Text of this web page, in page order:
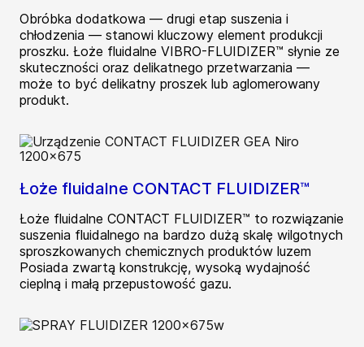
Obróbka dodatkowa — drugi etap suszenia i
chłodzenia — stanowi kluczowy element produkcji
proszku. Łoże fluidalne VIBRO-FLUIDIZER™ słynie ze
skuteczności oraz delikatnego przetwarzania —
może to być delikatny proszek lub aglomerowany
produkt.
Łoże fluidalne CONTACT FLUIDIZER™
Łoże fluidalne CONTACT FLUIDIZER™ to rozwiązanie
suszenia fluidalnego na bardzo dużą skalę wilgotnych
sproszkowanych chemicznych produktów luzem
Posiada zwartą konstrukcję, wysoką wydajność
cieplną i małą przepustowość gazu.